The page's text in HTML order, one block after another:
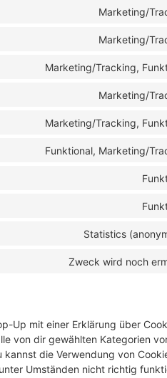
Marketing/
Marketing/
Marketing/Tracking,
Marketing/
Marketing/Tracking,
Funktional, Marketing/
Statistics
Zweck wird noch
Up mit einer Erklärung über
von dir gewählten Kategorien
die Verwendung von
Umständen nicht richtig